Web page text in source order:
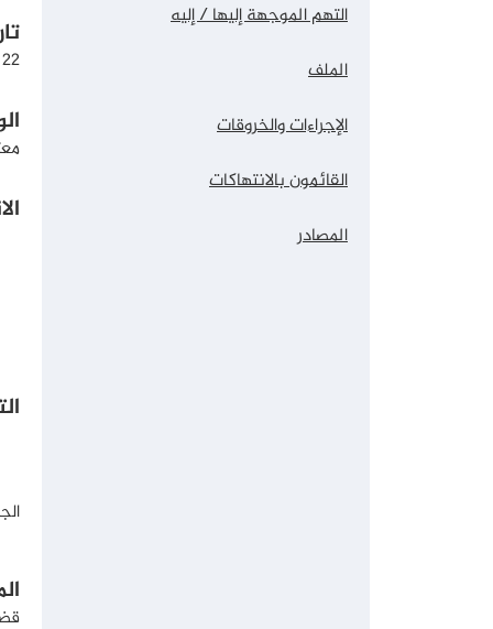
التهم الموجهة إليها / إليه
الملف
الإجراءات والخروقات
القائمون بالانتهاكات
المصادر
22 فيفري 2023